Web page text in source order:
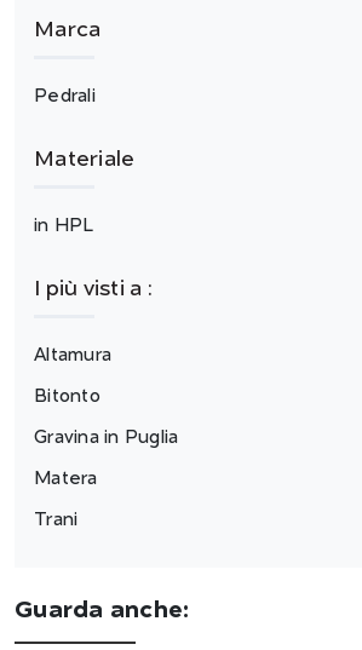
Marca
Pedrali
Materiale
in HPL
I più visti a :
Altamura
Bitonto
Gravina in Puglia
Matera
Trani
Guarda anche: